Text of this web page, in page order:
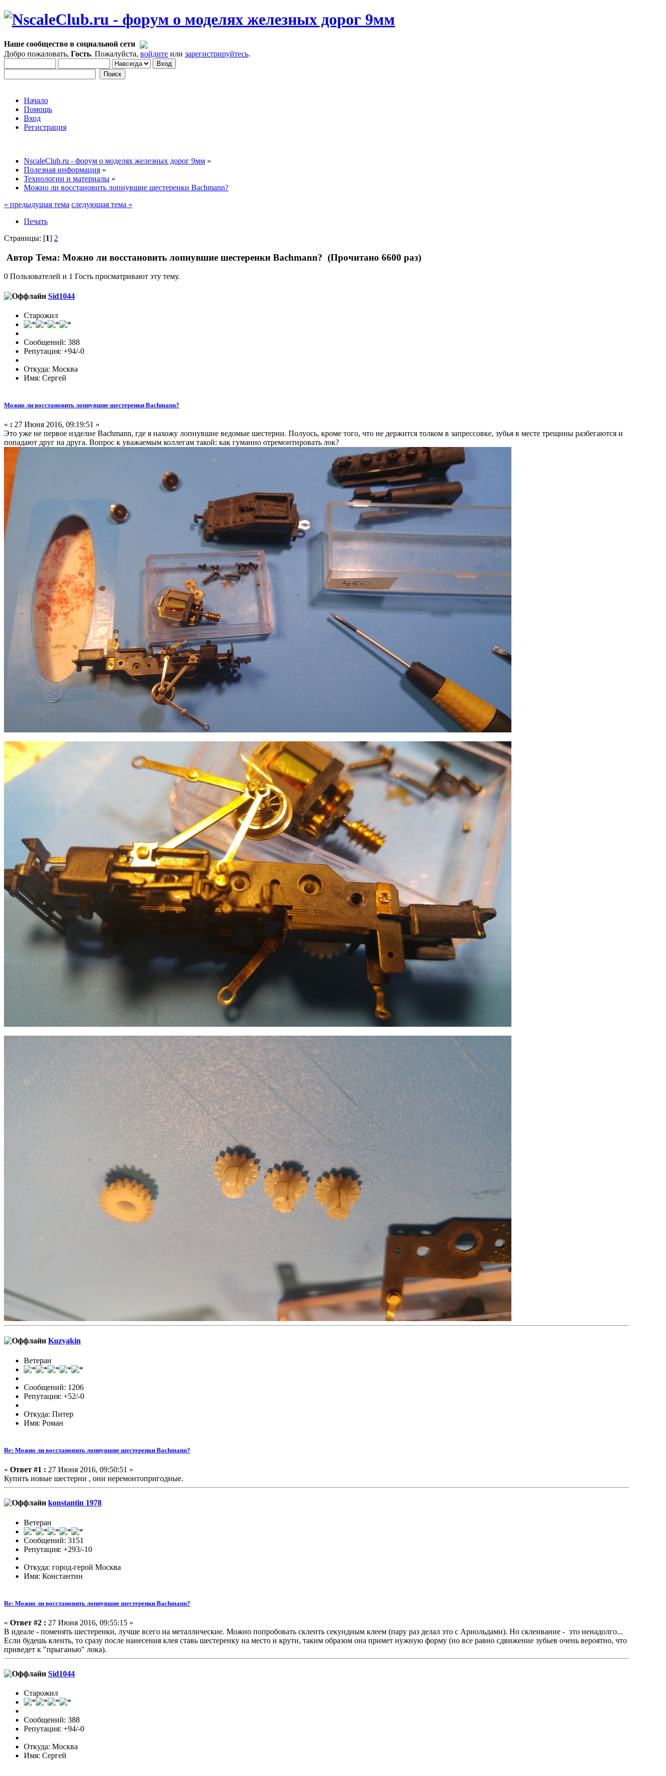
Наше сообщество в социальной сети
Добро пожаловать, Гость. Пожалуйста, войдите или зарегистрируйтесь.
Начало
Помощь
Вход
Регистрация
NscaleClub.ru - форум о моделях железных дорог 9мм »
Полезная информация »
Технологии и материалы »
Можно ли восстановить лопнувшие шестеренки Bachmann?
« предыдущая тема следующая тема »
Печать
Страницы: [1] 2
Автор Тема: Можно ли восстановить лопнувшие шестеренки Bachmann? (Прочитано 6600 раз)
0 Пользователей и 1 Гость просматривают эту тему.
Sid1044
Старожил
Сообщений: 388
Репутация: +94/-0
Откуда: Москва
Имя: Сергей
Можно ли восстановить лопнувшие шестеренки Bachmann?
« : 27 Июня 2016, 09:19:51 »
Это уже не первое изделие Bachmann, где я нахожу лопнувшие ведомые шестерни. Полуось, кроме того, что не держится толком в запрессовке, зубья в месте трещины разбегаются и
попадают друг на друга. Вопрос к уважаемым коллегам такой: как гуманно отремонтировать лок?
Kuzyakin
Ветеран
Сообщений: 1206
Репутация: +52/-0
Откуда: Питер
Имя: Роман
Re: Можно ли восстановить лопнувшие шестеренки Bachmann?
« Ответ #1 : 27 Июня 2016, 09:50:51 »
Купить новые шестерни , они неремонтопригодные.
konstantin 1978
Ветеран
Сообщений: 3151
Репутация: +293/-10
Откуда: город-герой Москва
Имя: Константин
Re: Можно ли восстановить лопнувшие шестеренки Bachmann?
« Ответ #2 : 27 Июня 2016, 09:55:15 »
В идеале - поменять шестеренки, лучше всего на металлические. Можно попробовать склеить секундным клеем (пару раз делал это с Арнольдами). Но склеивание - это ненадолго...
Если будешь клеить, то сразу после нанесения клея ставь шестеренку на место и крути, таким образом она примет нужную форму (но все равно сдвижение зубьев очень вероятно, что
приведет к "прыганью" лока).
Sid1044
Старожил
Сообщений: 388
Репутация: +94/-0
Откуда: Москва
Имя: Сергей